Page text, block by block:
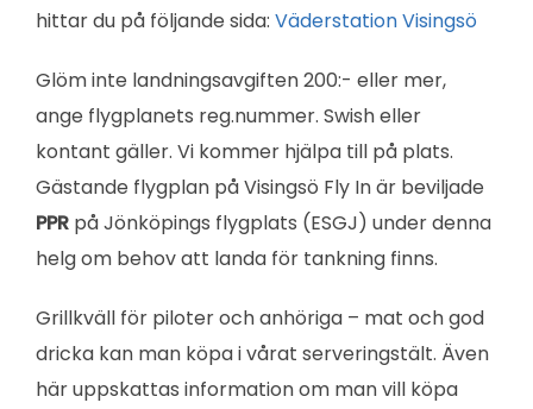
hittar du på följande sida: Väderstation Visingsö
Glöm inte landningsavgiften 200:- eller mer,
ange flygplanets reg.nummer. Swish eller
kontant gäller. Vi kommer hjälpa till på plats.
Gästande flygplan på Visingsö Fly In är beviljade
PPR på Jönköpings flygplats (ESGJ) under denna
helg om behov att landa för tankning finns.
Grillkväll för piloter och anhöriga – mat och god
dricka kan man köpa i vårat serveringstält. Även
här uppskattas information om man vill köpa